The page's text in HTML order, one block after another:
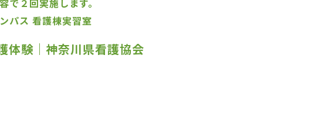
で２回実施します。
パス 看護棟実習室
体験｜神奈川県看護協会